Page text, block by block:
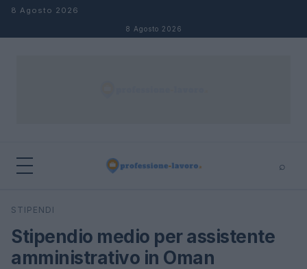
Salta al contenuto
8 Agosto 2026
8 Agosto 2026
⌕
Cerca
STIPENDI
Stipendio medio per assistente
amministrativo in Oman